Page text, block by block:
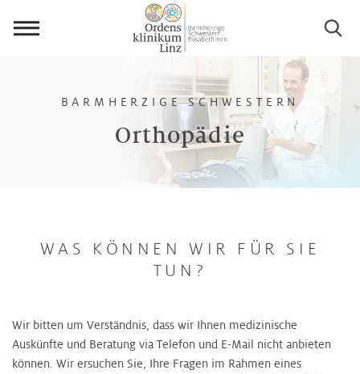
Orthopädie
BARMHERZIGE SCHWESTERN
WAS KÖNNEN WIR FÜR SIE
TUN?
Wir bitten um Verständnis, dass wir Ihnen medizinische
Auskünfte und Beratung via Telefon und E-Mail nicht anbieten
können. Wir ersuchen Sie, Ihre Fragen im Rahmen eines